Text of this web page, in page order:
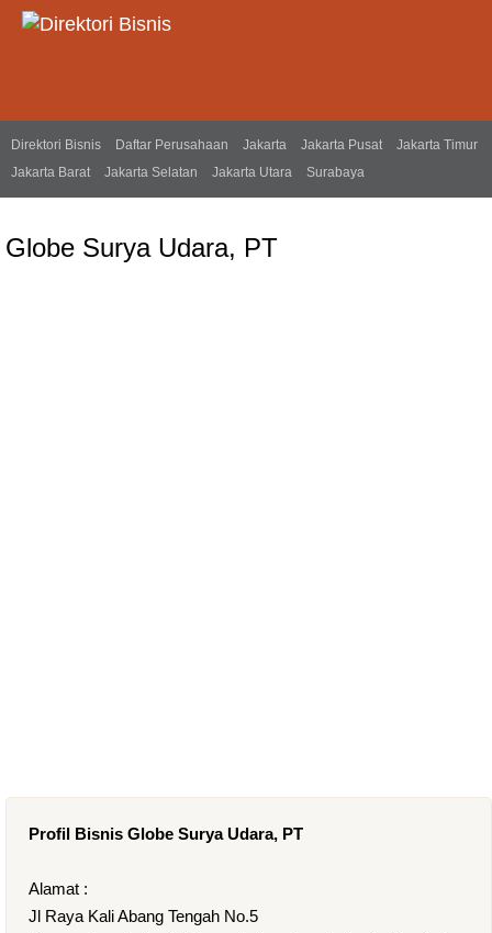
Direktori Bisnis Daftar Perusahaan Jakarta Jakarta Pusat
Jakarta Timur
Jakarta Barat
Jakarta Selatan Jakarta Utara Surabaya
Globe Surya Udara, PT
Profil Bisnis Globe Surya Udara, PT
Alamat :
Jl Raya Kali Abang Tengah No.5